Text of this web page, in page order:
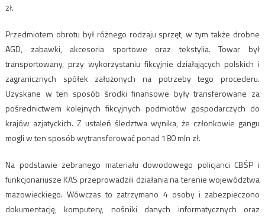
zł.
Przedmiotem obrotu był różnego rodzaju sprzęt, w tym także drobne
AGD, zabawki, akcesoria sportowe oraz tekstylia. Towar był
transportowany, przy wykorzystaniu fikcyjnie działających polskich i
zagranicznych spółek założonych na potrzeby tego procederu.
Uzyskane w ten sposób środki finansowe były transferowane za
pośrednictwem kolejnych fikcyjnych podmiotów gospodarczych do
krajów azjatyckich. Z ustaleń śledztwa wynika, że członkowie gangu
mogli w ten sposób wytransferować ponad 180 mln zł.
Na podstawie zebranego materiału dowodowego policjanci CBŚP i
funkcjonariusze KAS przeprowadzili działania na terenie województwa
mazowieckiego. Wówczas to zatrzymano 4 osoby i zabezpieczono
dokumentację, komputery, nośniki danych informatycznych oraz